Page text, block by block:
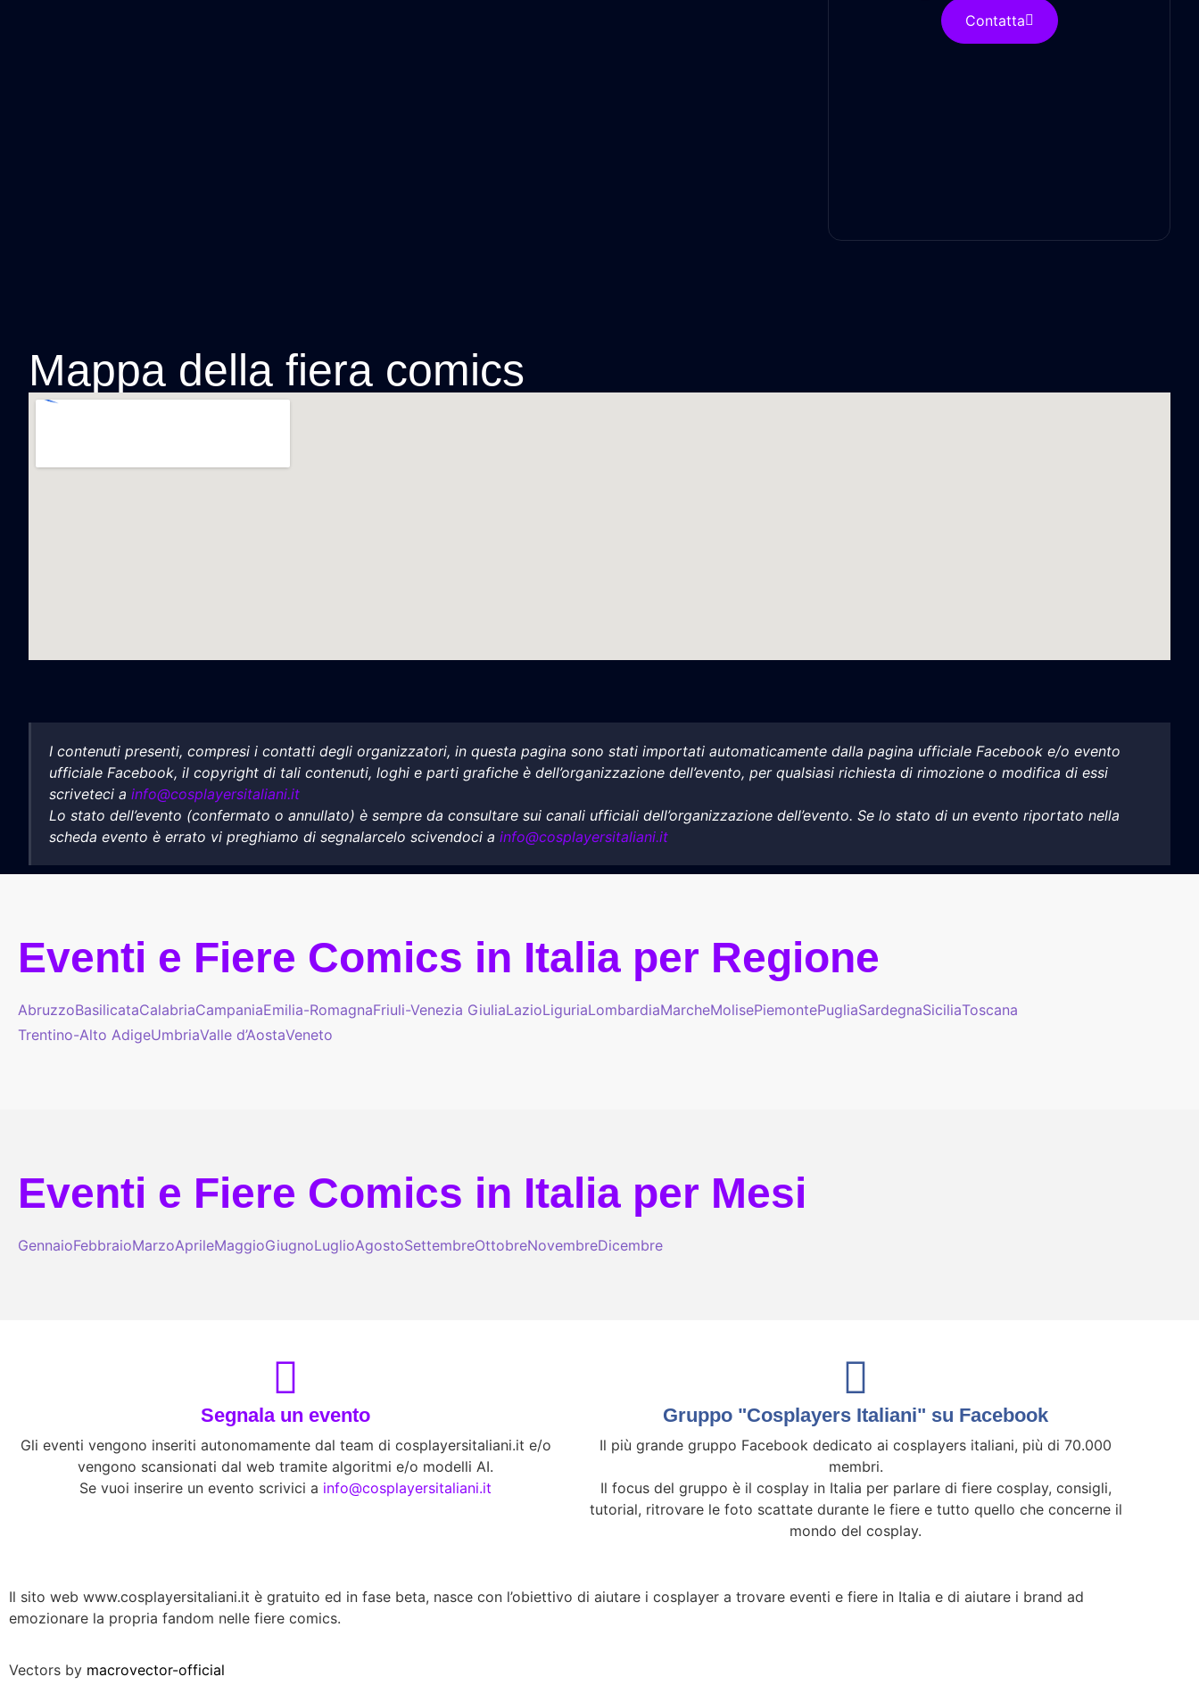
Contatta
Mappa della fiera comics
I contenuti presenti, compresi i contatti degli organizzatori, in questa pagina sono stati importati automaticamente dalla pagina ufficiale Facebook e/o evento
ufficiale Facebook, il copyright di tali contenuti, loghi e parti grafiche è dell’organizzazione dell’evento, per qualsiasi richiesta di rimozione o modifica di essi
scriveteci a info@cosplayersitaliani.it
Lo stato dell’evento (confermato o annullato) è sempre da consultare sui canali ufficiali dell’organizzazione dell’evento. Se lo stato di un evento riportato nella
scheda evento è errato vi preghiamo di segnalarcelo scivendoci a info@cosplayersitaliani.it
Eventi e Fiere Comics in Italia per Regione
AbruzzoBasilicataCalabriaCampaniaEmilia-RomagnaFriuli-Venezia GiuliaLazioLiguriaLombardiaMarcheMolisePiemontePugliaSardegnaSiciliaToscana
Trentino-Alto AdigeUmbriaValle d’AostaVeneto
Eventi e Fiere Comics in Italia per Mesi
GennaioFebbraioMarzoAprileMaggioGiugnoLuglioAgostoSettembreOttobreNovembreDicembre
Segnala un evento
Gli eventi vengono inseriti autonomamente dal team di cosplayersitaliani.it e/o
vengono scansionati dal web tramite algoritmi e/o modelli AI.
Se vuoi inserire un evento scrivici a info@cosplayersitaliani.it
Gruppo "Cosplayers Italiani" su Facebook
Il più grande gruppo Facebook dedicato ai cosplayers italiani, più di 70.000
membri.
Il focus del gruppo è il cosplay in Italia per parlare di fiere cosplay, consigli,
tutorial, ritrovare le foto scattate durante le fiere e tutto quello che concerne il
mondo del cosplay.
Il sito web www.cosplayersitaliani.it è gratuito ed in fase beta, nasce con l’obiettivo di aiutare i cosplayer a trovare eventi e fiere in Italia e di aiutare i brand ad
emozionare la propria fandom nelle fiere comics.
Vectors by macrovector-official